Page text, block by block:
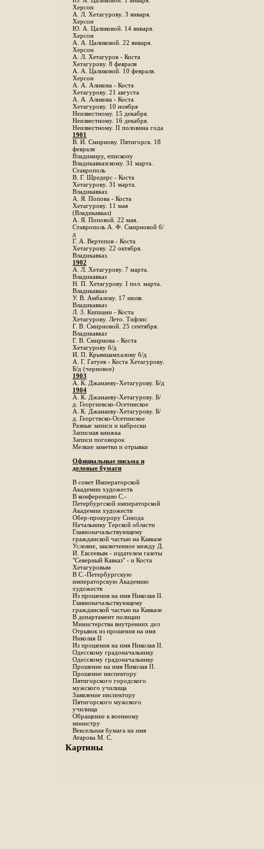
Херсон
А. Л. Хетагурову. 3 января.
Херсон
Ю. А. Цаликовой. 14 января.
Херсон
А. А. Цаликовой. 22 января.
Херсон
А. Л. Хетагуров - Коста
Хетагурову. 8 февраля
А. А. Цаликовой. 10 февраля.
Херсон
А. А. Аликова - Коста
Хетагурову. 21 августа
А. А. Аликова - Коста
Хетагурову. 10 ноября
Неизвестному. 15 декабря.
Неизвестному. 16 декабря.
Неизвестному. II половина года
1901
В. И. Смирнову. Пятигорск. 18
февраля
Владимиру, епископу
Владикавказскому. 31 марта.
Ставрополь
В. Г. Шредерс - Коста
Хетагурову. 31 марта.
Владикавказ.
А. Я. Попова - Коста
Хетагурову. 11 мая
(Владикавказ)
А. Я. Поповой. 22 мая.
Ставрополь А. Ф. Смирновой б/
д
Г. А. Вертепов - Коста
Хетагурову. 22 октября.
Владикавказ.
1902
А. Л. Хетагурову. 7 марта.
Владикавказ
Н. П. Хетагурову. I пол. марта.
Владикавказ
У. В. Амбалову. 17 июля.
Владикавказ
Л. 3. Кипиани - Коста
Хетагурову. Лето. Тифлис
Г. В. Смирновой. 25 сентября.
Владикавказ
Г. В. Смирнова - Коста
Хетагурову б/д
И. П. Крымшамхалову б/д
А. Г. Гатуев - Коста Хетагурову.
Б/д (черновое)
1903
А. К. Джанаеву-Хетагурову. Б/д
1904
А. К. Джанаеву-Хетагурову. Б/
д. Георгиевско-Осетинское
А. К. Джанаеву-Хетагурову. Б/
д. Георгтвско-Осетинское
Разные записи и наброски
Записная книжка
Записи поговорок
Мелкие заметки и отрывки
Официальные письма и
деловые бумаги
В совет Императорской
Академии художеств
В конференцию С.-
Петербургской императорской
Академии художеств
Обер-прокурору Синода
Начальнику Терской области
Главноначальствующему
гражданской частью на Кавказе
Условие, заключенное между Д.
И. Евсеевым - издателем газеты
"Северный Кавказ" - и Коста
Хетагуровым
В С.-Петербургскую
императорскую Академию
художеств
Из прошения на имя Николая II.
Главноначальствующему
гражданской частью на Кавказе
В департамент полиции
Министерства внутренних дел
Отрывок из прошения на имя
Николая II
Из прошения на имя Николая II.
Одесскому градоначальнику
Одесскому градоначальнику
Прошение на имя Николая II.
Прошение инспектору
Пятигорского городского
мужского училища
Заявление инспектору
Пятигорского мужского
училища
Обращение к военному
министру
Вексельная бумага на имя
Атарова М. С.
Картины